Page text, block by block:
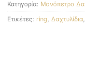
Κατηγορία: Μονόπετρο
Ετικέτες: ring, Δαχτυλίδια,